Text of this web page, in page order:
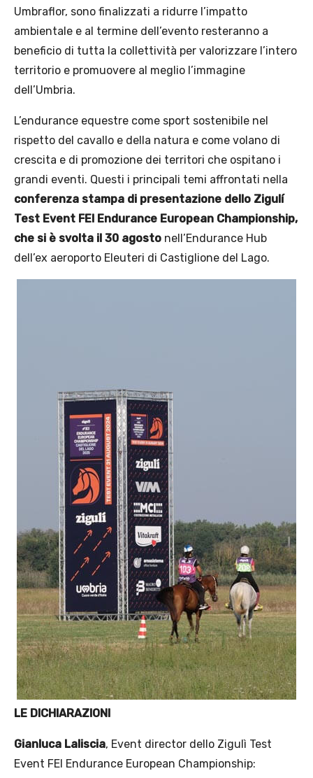
Umbraflor, sono finalizzati a ridurre l’impatto
ambientale e al termine dell’evento resteranno a
beneficio di tutta la collettività per valorizzare l’intero
territorio e promuovere al meglio l’immagine
dell’Umbria.
L’endurance equestre come sport sostenibile nel
rispetto del cavallo e della natura e come volano di
crescita e di promozione dei territori che ospitano i
grandi eventi. Questi i principali temi affrontati nella
conferenza stampa di presentazione dello Zigulí
Test Event FEI Endurance European Championship,
che si è svolta il 30 agosto nell’Endurance Hub
dell’ex aeroporto Eleuteri di Castiglione del Lago.
LE DICHIARAZIONI
Gianluca Laliscia, Event director dello Zigulì Test
Event FEI Endurance European Championship: